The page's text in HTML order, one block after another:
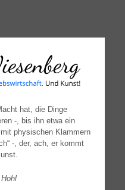
hat, die Dinge
-, bis ihn etwa ein
physischen Klammern
-, der, ach, er kommt